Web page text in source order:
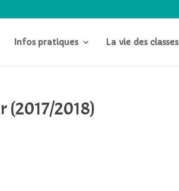
Infos pratiques La vie des classes
(2017/2018)